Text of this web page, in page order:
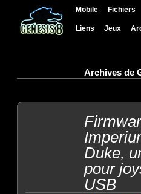
Mobile Fichiers
Liens Jeux
Archives de
Duke,
pour
USB